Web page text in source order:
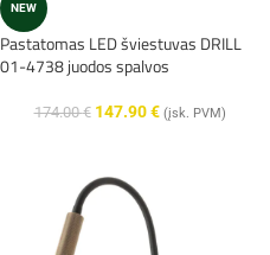
NEW
Pastatomas LED šviestuvas DRILL
01-4738 juodos spalvos
174.00€ 147.90€ (įsk. PVM)